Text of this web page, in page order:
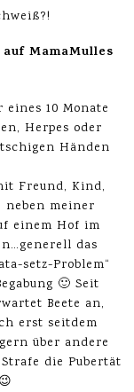
MamaMulles
10 Monate
Herpes oder
Händen
Freund, Kind,
neben meiner
einem Hof im
das
setz-Problem“
🙂 Seit
Beete an,
erst seitdem
über andere
die Pubertät